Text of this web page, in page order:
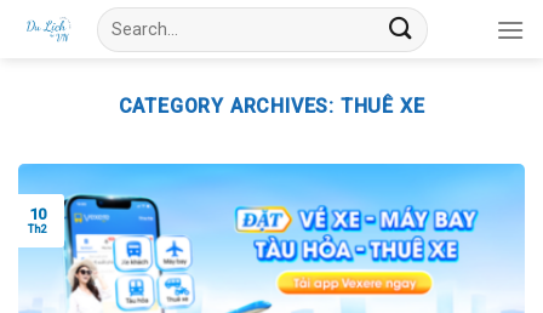
Skip
Search
for:
CATEGORY ARCHIVES: THUÊ XE
10
Th2